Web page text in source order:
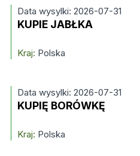
Data wysylki: 2026-07-31
KUPIE JABŁKA
Kraj: Polska
Data wysylki: 2026-07-31
KUPIĘ BORÓWKĘ
Kraj: Polska